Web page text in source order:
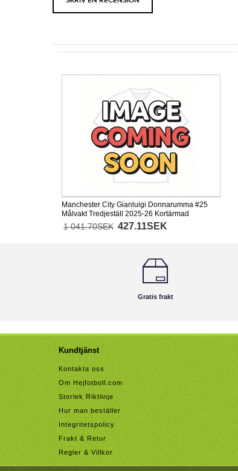
Manchester City Gianluigi Donnarumma #25
Målvakt Tredjeställ 2025-26 Kortärmad
1 041.70SEK 427.11SEK
Gratis frakt
Kundtjänst
Kontakta oss
Om Hejfotboll.com
Storlek Riktlinje
Hur man beställer
Integritetspolicy
Frakt & Retur
Regler & Villkor